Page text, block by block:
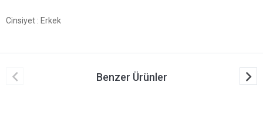
Cinsiyet : Erkek
Benzer Ürünler